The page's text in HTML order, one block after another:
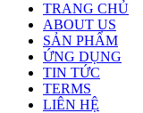
TRANG CHỦ
ABOUT US
SẢN PHẨM
ỨNG DỤNG
TIN TỨC
TERMS
LIÊN HỆ